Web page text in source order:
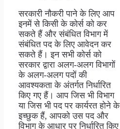
सरकारी नौकरी पाने के लिए आप
इनमें से किसी के कोर्स को कर
सकते हैं और संबंधित विभाग में
संबंधित पद के लिए आवेदन कर
सकते हैं। इन सभी कोर्स को
सरकार द्वारा अलग-अलग विभागों
के अलग-अलग पदों की
आवश्यकता के अंतर्गत निर्धारित
किए गए हैं। आप जिस भी विभाग
या जिस भी पद पर कार्यरत होने के
इच्छुक हैं, आपको उस पद और
विभाग के आधार पर निर्धारित किए